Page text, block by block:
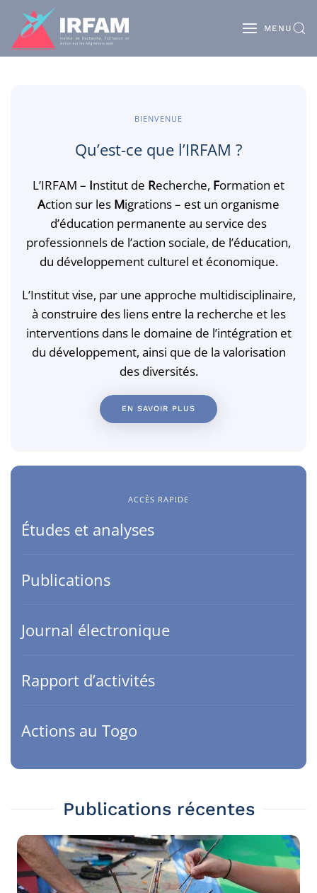
MENU
BIENVENUE
Qu’est-ce que l’IRFAM ?
L’IRFAM – Institut de Recherche, Formation et
Action sur les Migrations – est un organisme
d’éducation permanente au service des
professionnels de l’action sociale, de l’éducation,
du développement culturel et économique.
L’Institut vise, par une approche multidisciplinaire,
à construire des liens entre la recherche et les
interventions dans le domaine de l’intégration et
du développement, ainsi que de la valorisation
des diversités.
EN SAVOIR PLUS
ACCÈS RAPIDE
Études et analyses
Publications
Journal électronique
Rapport d’activités
Actions au Togo
Publications récentes